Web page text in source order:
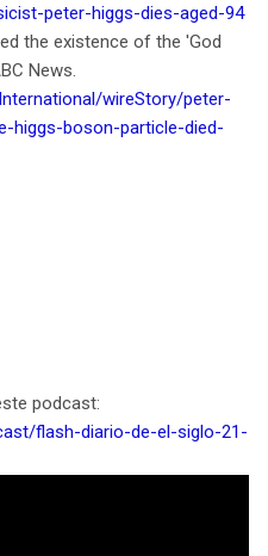
peter-higgs-dies-aged-94
the existence of the 'God
News.
wireStory/peter-
higgs-boson-particle-died-
podcast:
flash-diario-de-el-siglo-21-